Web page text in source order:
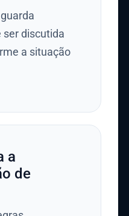
discutida
a situação
a
de